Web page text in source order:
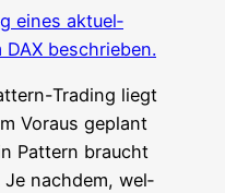
eines aktu­el­
beschrieben.
Tra­ding liegt
Vor­aus geplant
Pat­tern braucht
Je nach­dem, wel­